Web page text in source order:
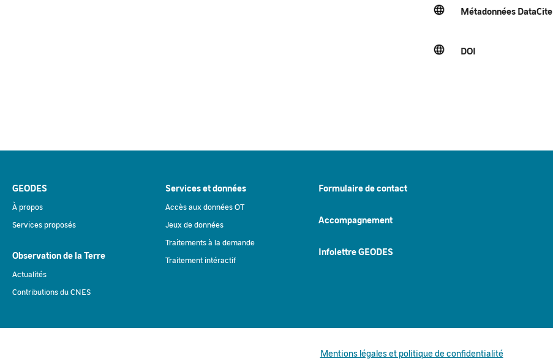
Métadonnées DataCite
DOI
GEODES
À propos
Services proposés
Observation de la Terre
Actualités
Contributions du CNES
Services et données
Accès aux données OT
Jeux de données
Traitements à la demande
Traitement intéractif
Formulaire de contact
Accompagnement
Infolettre GEODES
Mentions légales et politique de confidentialité